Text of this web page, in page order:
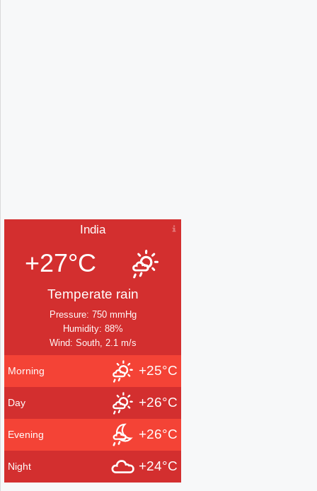
India
+27°C
Temperate rain
Pressure: 750 mmHg
Humidity: 88%
Wind: South, 2.1 m/s
Morning +25°C
Day +26°C
Evening +26°C
Night +24°C